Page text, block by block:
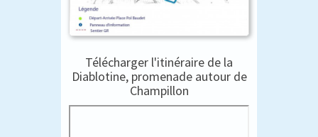
Télécharger l'itinéraire de la
Diablotine, promenade autour de
Champillon